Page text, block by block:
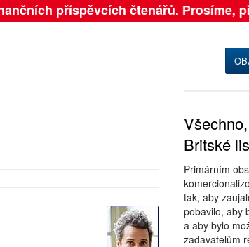
příspěvcích čtenářů. Prosíme,
Britské
Primárním
tak, aby
pobavilo, aby
a aby bylo
zadavatelům